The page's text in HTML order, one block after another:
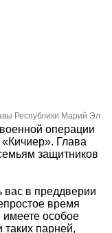
Республики Марий Эл
операции
Глава
защитников
вас в преддверии
время
особое
парней,